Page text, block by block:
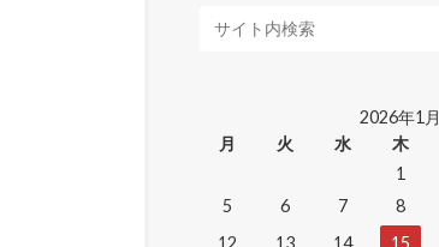
2026年1月
月
火 水 木
1
5
6 7 8